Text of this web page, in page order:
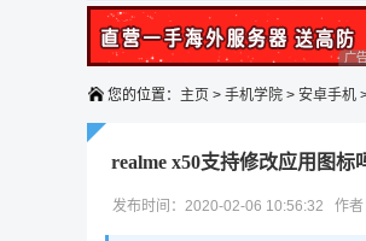
广
您的位置： 主页 > 手机学院 > 安卓手机
realme x50支持修改应用图标
发布时间：2020-02-06 10:56:32 作